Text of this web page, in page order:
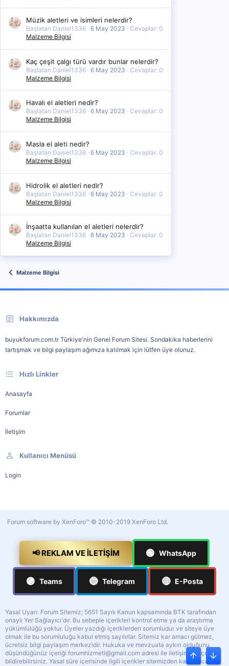
Müzik aletleri ve isimleri nelerdir?
Başlatan Daniel1336 6 May 2023
Cevaplar: 0
Malzeme Bilgisi
Kaç çeşit çalgı türü vardır bunlar nelerdir?
Başlatan Daniel1336 6 May 2023
Cevaplar: 0
Malzeme Bilgisi
Havalı el aletleri nedir?
Başlatan Daniel1336 6 May 2023
Cevaplar: 0
Malzeme Bilgisi
Masla el aleti nedir?
Başlatan Daniel1336 6 May 2023
Cevaplar: 0
Malzeme Bilgisi
Hidrolik el aletleri nedir?
Başlatan Daniel1336 6 May 2023
Cevaplar: 0
Malzeme Bilgisi
İnşaatta kullanılan el aletleri nelerdir?
Başlatan Daniel1336 6 May 2023
Cevaplar: 0
Malzeme Bilgisi
Malzeme Bilgisi
Hakkımızda
buyukforum.com.tr Türkiye'nin Genel Forum Sitesi. Sondakika haberlerini
tartışmak ve bilgi paylaşım ağımıza katılmak için lütfen üye olunuz.
Hızlı Linkler
Anasayfa
Forumlar
İletişim
Kullanıcı Menüsü
Login
Forum software by XenForo™ © 2010-2019 XenForo Ltd.
📢 REKLAM VE İLETIŞIM 🟢 WhatsApp
🟣 Teams 🔵 Telegram 🔴 E-Posta
Yasal Uyarı: Forum Sitemiz; 5651 Sayılı Kanun kapsamında BTK tarafından
onaylı Yer Sağlayıcı'dır. Bu sebeple içerikleri kontrol etme ya da araştırma
yükümlülüğü yoktur. Üyeler yazdığı içeriklerden sorumludur ve siteye üye
olmak ile bu sorumluluğu kabul etmiş sayılırlar. Sitemiz kar amacı gütmez,
ücretsiz bilgi paylaşım merkezidir. Hukuka ve mevzuata aykırı olduğunu
düşündüğünüz içeriği forumhizmeti@gmail.com adresi ile iletişime geçerek
bildirebilirsiniz. Yasal süre içerisinde ilgili içerikler sitemizden kaldırılacaktır.
Üst Alt